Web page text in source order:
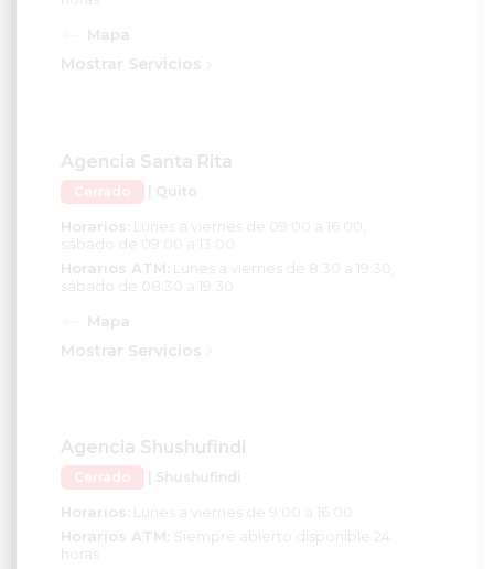
Mostrar Servicios
Cerrado | Quito
Horarios:Lunes a viernes de 09:00 a 16:00,
sábado de 09:00 a 13:00
Horarios ATM:
Lunes a viernes de 8:30 a 19:30,
sábado de 08:30 a 19:30
Mostrar Servicios
Cerrado | Shushufindi
Horarios:Lunes a viernes de 9:00 a 16:00
Horarios ATM:
Siempre abierto disponible 24
horas